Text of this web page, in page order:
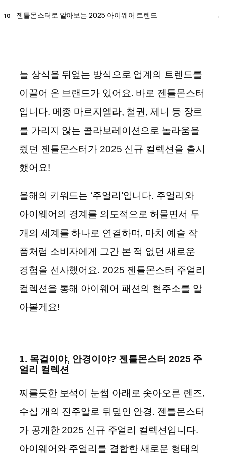
젠틀몬스터로 알아보는 2025 아이웨어 트렌드
늘 상식을 뒤엎는 방식으로 업계의 트렌드를
이끌어 온 브랜드가 있어요. 바로 젠틀몬스터
입니다. 메종 마르지엘라, 철권, 제니 등 장르
를 가리지 않는 콜라보레이션으로 놀라움을
줬던 젠틀몬스터가 2025 신규 컬렉션을 출시
했어요!
올해의 키워드는 ‘주얼리’입니다. 주얼리와
아이웨어의 경계를 의도적으로 허물면서 두
개의 세계를 하나로 연결하며, 마치 예술 작
품처럼 소비자에게 그간 본 적 없던 새로운
경험을 선사했어요. 2025 젠틀몬스터 주얼리
컬렉션을 통해 아이웨어 패션의 현주소를 알
아볼게요!
1. 목걸이야, 안경이야? 젠틀몬스터 2025 주
얼리 컬렉션
찌를듯한 보석이 눈썹 아래로 솟아오른 렌즈,
수십 개의 진주알로 뒤덮인 안경. 젠틀몬스터
가 공개한 2025 신규 주얼리 컬렉션입니다.
아이웨어와 주얼리를 결합한 새로운 형태의